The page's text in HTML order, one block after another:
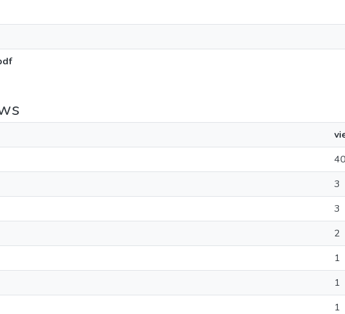
40
3
3
2
1
1
1